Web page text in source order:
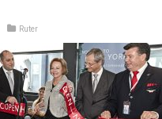
Ruter